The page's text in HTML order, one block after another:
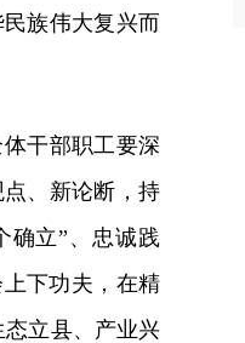
族伟大复兴而
干部职工要深
、新论断，持
确立”、忠诚践
下功夫，在精
立县、产业兴